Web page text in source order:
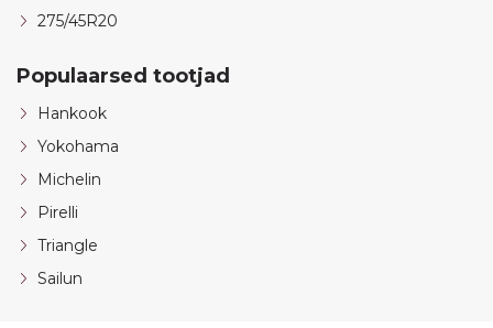
275/45R20
Populaarsed tootjad
Hankook
Yokohama
Michelin
Pirelli
Triangle
Sailun